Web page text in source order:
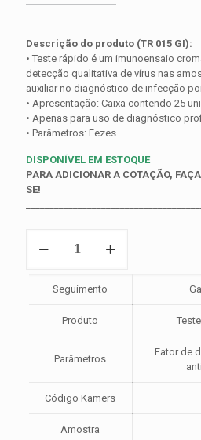
Descrição do produto (TR 015 GI):
• Teste rápido é um imunoensaio
detecção qualitativa de vírus nas
auxiliar no diagnóstico de infecção
• Apresentação: Caixa contendo 25
• Apenas para uso de diagnóstico
• Parâmetros: Fezes
DISPONÍVEL EM ESTOQUE
PARA ADICIONAR A COTAÇÃO,
SE!
Rápido
(Fezes-
25unid.
Seguimento
Produto
Parâmetros
Fator de
Código Kamers
Amostra